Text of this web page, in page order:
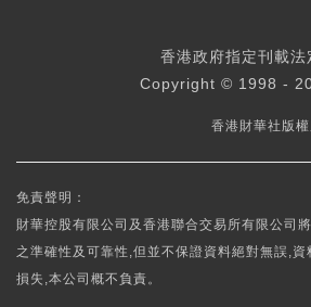
香港政府指定刊載
Copyright © 1998 -
香港財華社版
免責聲明：
財華控股有限公司及香港聯合交易所有限公司
之準確性及可靠性,但並不保證資料絕對無誤,
損失,本公司概不負責。